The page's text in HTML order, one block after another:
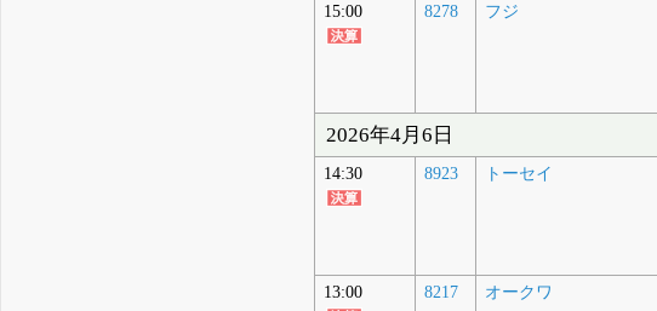
15:00 8278 フジ
2026年4月6日
14:30 8923 トーセイ
13:00 8217 オークワ